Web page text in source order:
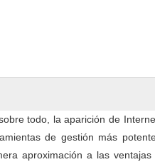
todo, la aparición de
de gestión más
aproximación a las ventajas